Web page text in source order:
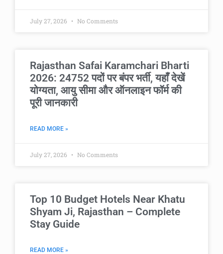
July 27, 2026 No Comments
Rajasthan Safai Karamchari Bharti
2026: 24752 पदों पर बंपर भर्ती, यहाँ देखें
योग्यता, आयु सीमा और ऑनलाइन फॉर्म की
पूरी जानकारी
READ MORE »
July 27, 2026 No Comments
Top 10 Budget Hotels Near Khatu
Shyam Ji, Rajasthan – Complete
Stay Guide
READ MORE »